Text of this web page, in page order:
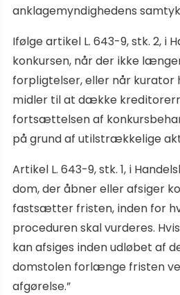
anklagemyndighedens
Ifølge artikel L. 643-9, stk. 2, i
konkursen, når der ikke
forpligtelser, eller når
midler til at dække
fortsættelsen af
på grund af utilstrækkelige
Artikel L. 643-9, stk. 1, i
dom, der åbner eller afsiger
fastsætter fristen, inden for
proceduren skal vurderes.
kan afsiges inden udløbet af
domstolen forlænge fristen
afgørelse.”